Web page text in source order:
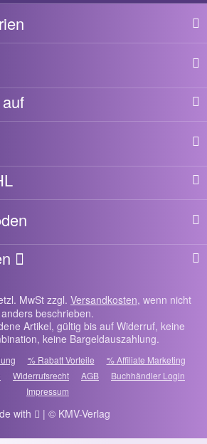
MwSt zzgl. Versandkosten, wenn nicht
anders beschrieben.
Artikel, gültig bis auf Widerruf, keine
keine Bargeldauszahlung.
% Rabatt Vorteile
% Affiliate Marketing
Widerrufsrecht AGB
Buchhändler Login
Impressum
with | © KMV-Verlag